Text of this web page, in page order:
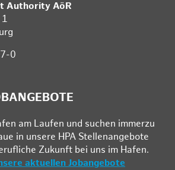
Authority AöR
1
0
am Lau­fen und su­chen im­mer­zu
in un­se­re HPA Stel­len­an­ge­bo­te
Zu­kunft bei uns im Ha­fen.
aktuellen Jobangebote